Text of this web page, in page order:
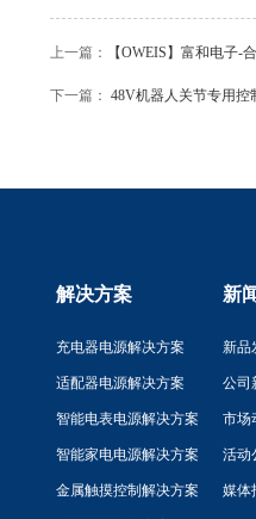
上一篇： 【OWEIS】富和电子-
下一篇： 48V机器人关节专用控
解决方案
充电器电源解决方案
适配器电源解决方案
智能电表电源解决方案
智能家电电源解决方案
金属触摸控制解决方案
新
新品
公司
市场
活动
媒体